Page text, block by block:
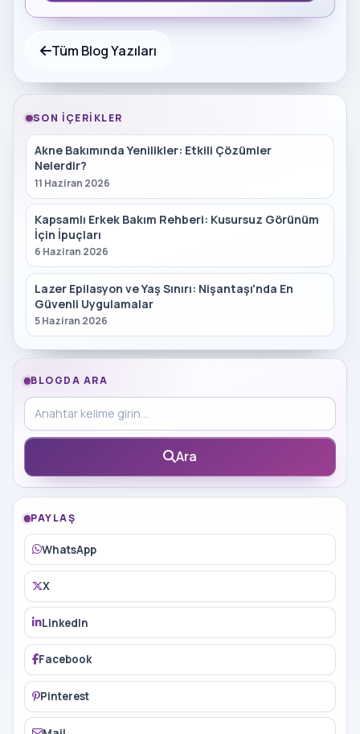
Tüm Blog Yazıları
SON İÇERIKLER
Akne Bakımında Yenilikler: Etkili Çözümler
Nelerdir?
11 Haziran 2026
Kapsamlı Erkek Bakım Rehberi: Kusursuz Görünüm
İçin İpuçları
6 Haziran 2026
Lazer Epilasyon ve Yaş Sınırı: Nişantaşı'nda En
Güvenli Uygulamalar
5 Haziran 2026
BLOGDA ARA
Blog içinde ara
Ara
PAYLAŞ
WhatsApp
X
LinkedIn
Facebook
Pinterest